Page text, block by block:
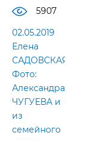
5907
02.05.2019
Елена
САДОВСКАЯ
Фото:
Александра
ЧУГУЕВА и
из
семейного